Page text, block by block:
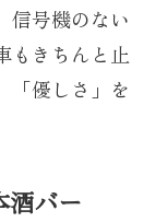
信号機のない
もきちんと止
「優しさ」を
酒バー